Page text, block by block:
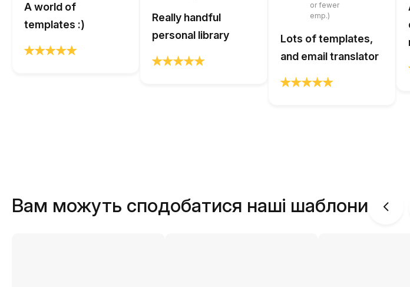
A world of
templates :)
Really handful
personal library
or fewer
emp.)
Lots of templates,
and email translator
Вам можуть сподобатися наші шаблони